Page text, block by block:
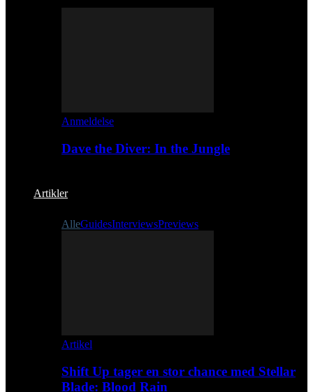
Anmeldelse
Dave the Diver: In the Jungle
Artikler
AlleGuidesInterviewsPreviews
Artikel
Shift Up tager en stor chance med Stellar
Blade: Blood Rain